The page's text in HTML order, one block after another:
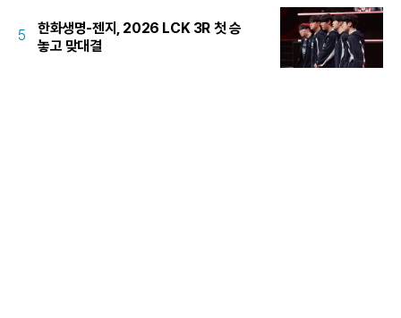
5
한화생명-젠지, 2026 LCK 3R 첫 승
놓고 맞대결